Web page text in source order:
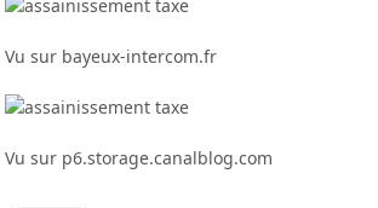
Vu sur bayeux-intercom.fr
Vu sur p6.storage.canalblog.com